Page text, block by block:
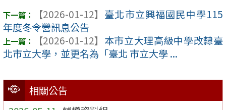
相關公告
【2026-01-12】 臺北市立興福國民中學115
年度冬令營訊息公告
【2026-01-12】 本市立大理高級中學改隸臺
北市立大學，並更名為「臺北 市立大學 ...